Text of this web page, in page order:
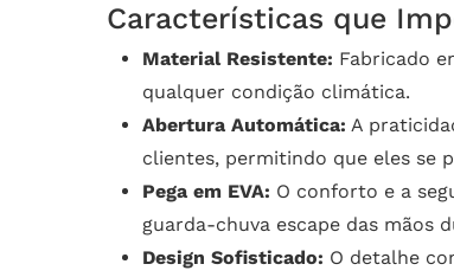
Características que
Material Resistente: Fabricado
qualquer condição climática.
Abertura Automática: A
clientes, permitindo que eles se
Pega em EVA: O conforto e a
guarda-chuva escape das mãos
Design Sofisticado: O detalhe